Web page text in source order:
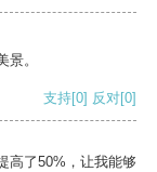
。
支持[0] 反对[0]
高了50%，让我能够